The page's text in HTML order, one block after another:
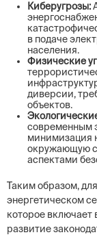
Киберугрозы:
в подаче
населения.
Физические
диверсии,
объектов.
современным
минимизация
окружающую
аспектами
Таким образом,
энергетическом
которое включает
развитие